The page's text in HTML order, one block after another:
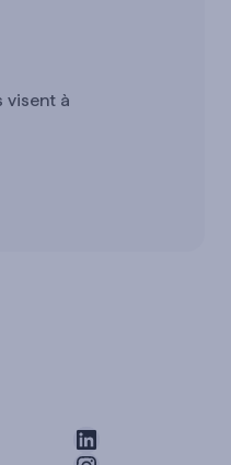
visent à
LinkedIn